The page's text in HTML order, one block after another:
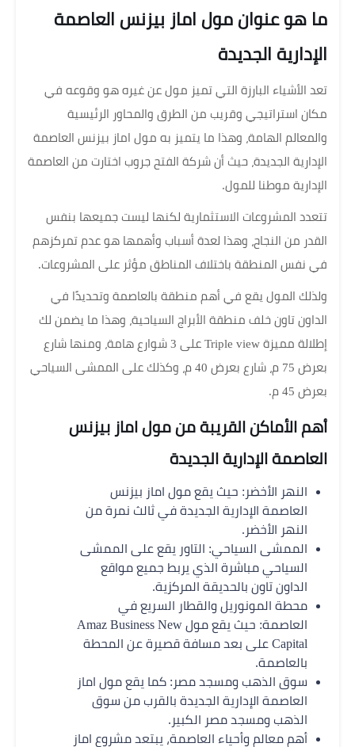
ما هو عنوان مول اماز بيزنس العاصمة
الإدارية الجديدة
تعد الأشياء البارزة التي تميز مول عن غيره هو وقوعه في
مكان استراتيجي وقريب من الطرق والمحاور الرئيسية
والمعالم الهامة، وهذا ما يتميز به مول اماز بيزنس العاصمة
الإدارية الجديدة، حيث أن شركة الفتح جروب اختارت من العاصمة
الإدارية موطنا للمول.
تتعدد المشروعات الاستثمارية لكنها ليست جميعها بنفس
القدر من النجاح، وهذا لعدة أسباب وأهمها هو عدم تمركزهم
في نفس المنطقة باختلاف المناطق مؤثر على المشروعات.
ولذلك المول يقع في أهم منطقة بالعاصمة وتحديدًا في
الداون تاون خلف منطقة الأبراج السياحية، وهذا ما يضمن لك
إطلالة مميزة Triple view على 3 شوارع هامة، ومنها شارع
بعرض 75 م، شارع بعرض 40 م، وكذلك على الممشى السياحي
بعرض 45 م.
أهم الأماكن القريبة من مول اماز بيزنس
العاصمة الإدارية الجديدة
النهر الأخضر: حيث يقع مول اماز بيزنس
العاصمة الإدارية الجديدة في ثالث نمرة من
النهر الأخضر.
الممشى السياحي: التاور يقع على الممشى
السياحي مباشرة الذي يربط جميع مواقع
الداون تاون بالحديقة المركزية.
محطة المونوريل والقطار السريع في
العاصمة: حيث يقع مول Amaz Business New
Capital على بعد مسافة قصيرة عن المحطة
بالعاصمة.
سوق الذهب ومسجد مصر: كما يقع مول اماز
العاصمة الإدارية الجديدة بالقرب من سوق
الذهب ومسجد مصر الكبير.
أهم معالم وأحياء العاصمة، يبتعد مشروع اماز